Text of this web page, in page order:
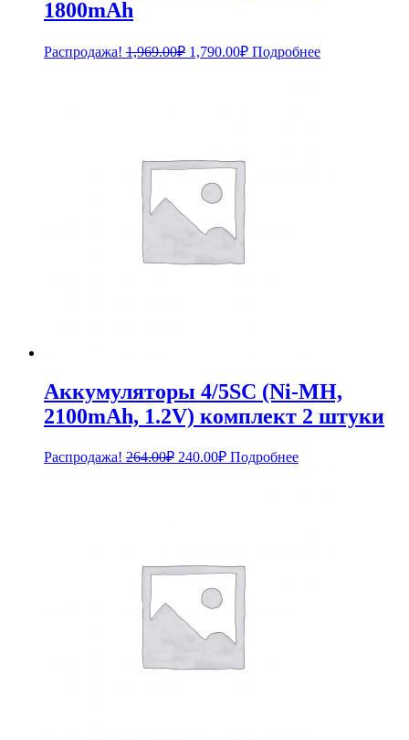
1800mAh
Распродажа! 1,969.00₽ Первоначальная
1,790.00₽Текущая
цена:
Подробнее
Аккумуляторы 4/5SC (Ni-MH,
2100mAh, 1.2V) комплект 2 штуки
Распродажа! 264.00₽ Первоначальная
240.00₽Текущая
Подробнее